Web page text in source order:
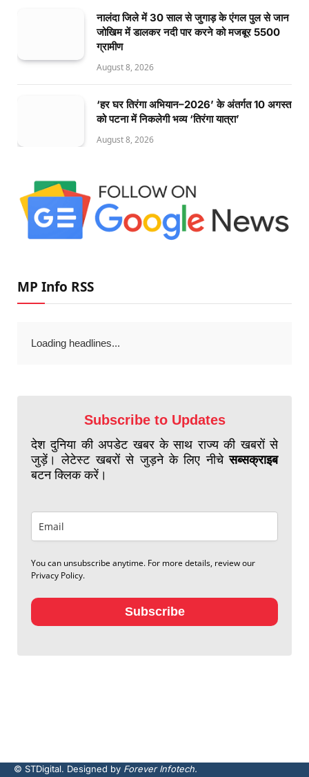
नालंदा जिले में 30 साल से जुगाड़ के एंगल पुल से जान
जोखिम में डालकर नदी पार करने को मजबूर 5500
ग्रामीण
August 8, 2026
‘हर घर तिरंगा अभियान–2026’ के अंतर्गत 10 अगस्त
को पटना में निकलेगी भव्य ‘तिरंगा यात्रा’
August 8, 2026
MP Info RSS
Loading headlines...
Subscribe to Updates
देश दुनिया की अपडेट खबर के साथ राज्य की खबरों से
जुड़ें। लेटेस्ट खबरों से जुड़ने के लिए नीचेसब्सक्राइब
बटन क्लिक करें।
You can unsubscribe anytime. For more details, review our
Privacy Policy.
Subscribe
© STDigital. Designed by Forever Infotech.